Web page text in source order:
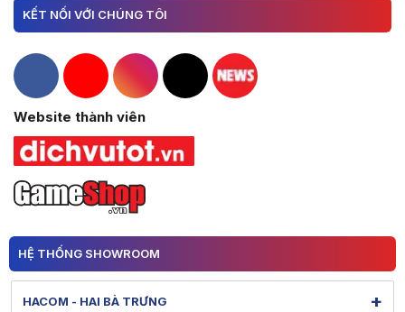
KẾT NỐI VỚI CHÚNG TÔI
Hacom Facebook
Hacom YouTube
Hacom Instagram
Hacom TikTok
Website thành viên
HỆ THỐNG SHOWROOM
HACOM - HAI BÀ TRƯNG +